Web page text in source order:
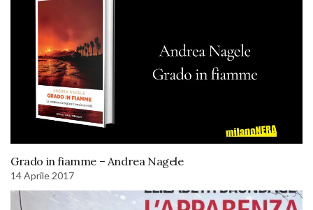
Grado in fiamme – Andrea Nagele
14 Aprile 2017